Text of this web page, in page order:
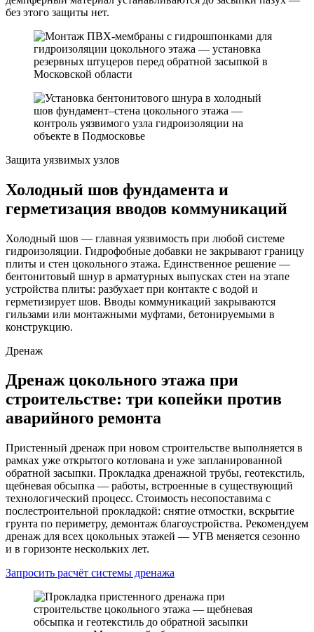
без этого защиты нет.
Защита уязвимых узлов
Холодный шов фундамента и
герметизация вводов коммуникаций
Холодный шов — главная уязвимость при любой системе
гидроизоляции. Гидрофобные добавки не закрывают границу
плиты и стен цокольного этажа. Единственное решение —
бентонитовый шнур в арматурных выпусках стен на этапе
устройства плиты: разбухает при контакте с водой и
герметизирует шов. Вводы коммуникаций закрываются
гильзами или монтажными муфтами, бетонируемыми в
конструкцию.
Дренаж
Дренаж цокольного этажа при
строительстве: три копейки против
аварийного ремонта
Пристенный дренаж при новом строительстве выполняется в
рамках уже открытого котлована и уже запланированной
обратной засыпки. Прокладка дренажной трубы, геотекстиль,
щебневая обсыпка — работы, встроенные в существующий
технологический процесс. Стоимость несопоставима с
послестроительной прокладкой: снятие отмостки, вскрытие
грунта по периметру, демонтаж благоустройства. Рекомендуем
дренаж для всех цокольных этажей — УГВ меняется сезонно
и в горизонте нескольких лет.
Запросить расчёт системы дренажа